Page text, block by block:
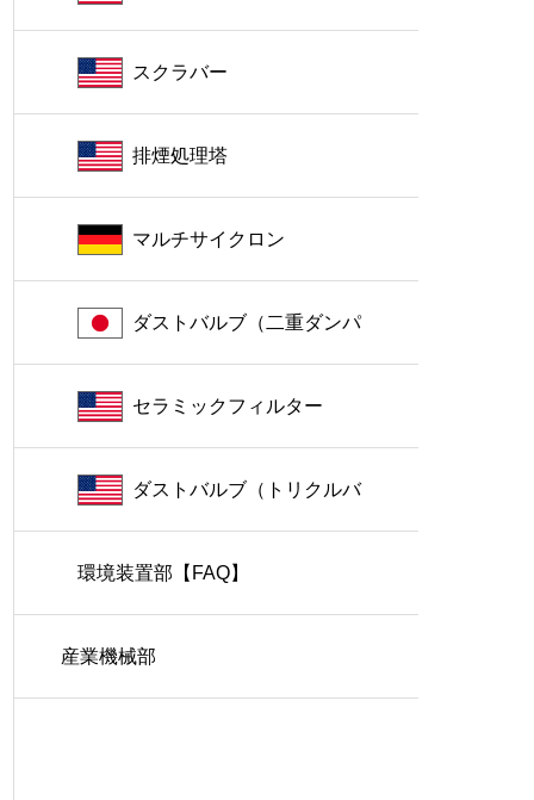
スクラバー
排煙処理塔
マルチサイクロン
ダストバルブ（二重ダンパ
ー）
セラミックフィルター
ダストバルブ（トリクルバ
ルブ）
環境装置部【FAQ】
産業機械部